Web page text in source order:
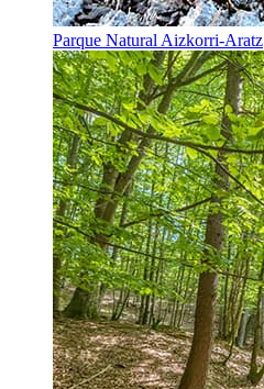
Parque Natural Aizkorri-Aratz